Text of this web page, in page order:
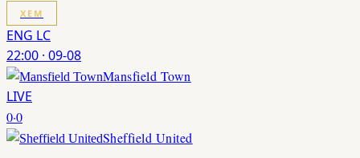
XEM
ENG LC
22:00 · 09-08
Mansfield Town
LIVE
0·0
Sheffield United